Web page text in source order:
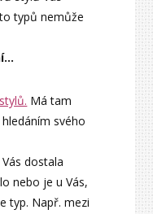
typů nemůže
Má tam
svého
dostala
nebo je u Vás,
typ. Např. mezi